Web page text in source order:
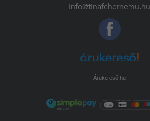
info@tinafehernemu.hu
Árukereső.hu